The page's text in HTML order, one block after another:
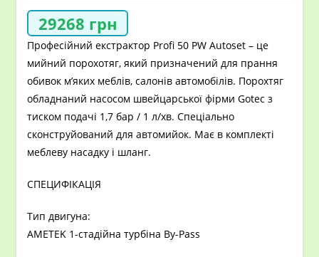
29268 грн
Професійний екстрактор Profi 50 PW Autoset – це
мийний порохотяг, який призначений для прання
обивок м’яких меблів, салонів автомобілів. Порохтяг
обладнаний насосом швейцарської фірми Gotec з
тиском подачі 1,7 бар / 1 л/хв. Спеціально
сконструйований для автомийок. Має в комплекті
меблеву насадку і шланг.
СПЕЦИФІКАЦІЯ
Тип двигуна:
AMETEK 1-стадійна турбіна By-Pass